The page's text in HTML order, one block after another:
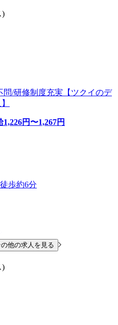
)
問/研修制度充実【ツクイのデ
1,226円〜1,267円
歩約6分
他の求人を見る
)